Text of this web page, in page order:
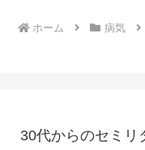
ホーム 病気
30代からのセミ